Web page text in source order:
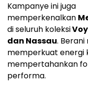
Kampanye ini juga
memperkenalkan
di seluruh koleksi
dan Nassau.
memperkuat energi
mempertahankan
performa.